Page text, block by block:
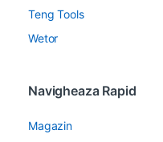
Teng Tools
Wetor
Navigheaza Rapid
Magazin